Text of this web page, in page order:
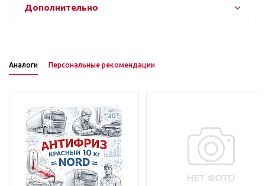
Дополнительно
Аналоги Персональные рекомендации